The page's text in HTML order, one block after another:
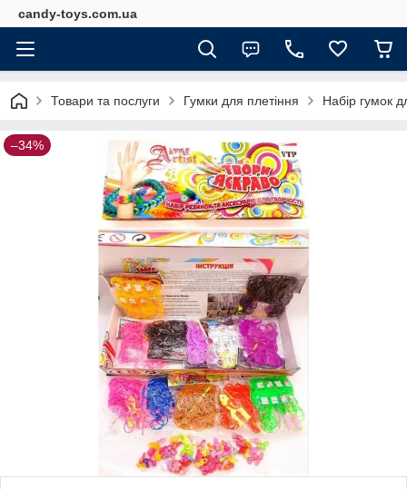
candy-toys.com.ua
Товари та послуги Гумки для плетіння Набір гумок
–34%